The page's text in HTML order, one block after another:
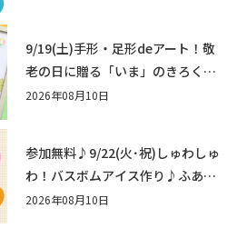
9/19(土)手形・足形deアート！敬
老の日に贈る「いま」のきろく♪
他にもふあふあ遊具などお楽しみ
2026年08月10日
参加無料♪9/22(火･祝)しゅわしゅ
わ！バスボムアイス作り♪ふあふ
あ遊具もあるよ！in近江八幡
2026年08月10日